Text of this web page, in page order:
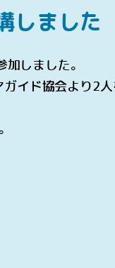
しました
加しました。
イド協会より2